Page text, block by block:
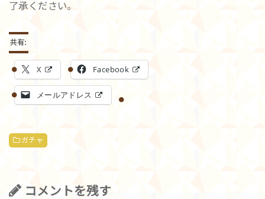
了承ください。
共有:
X Facebook
メールアドレス
ガチャ
コメントを残す